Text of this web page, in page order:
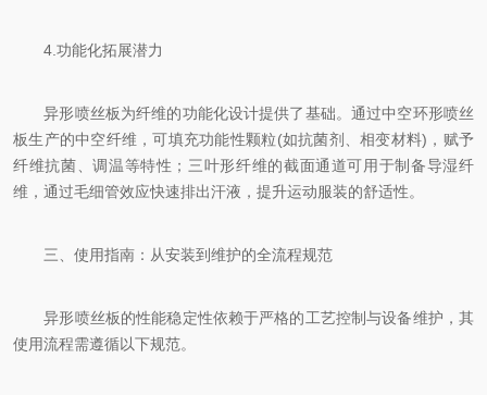
4.功能化拓展潜力
异形喷丝板为纤维的功能化设计提供了基础。通过中空环形喷丝
板生产的中空纤维，可填充功能性颗粒(如抗菌剂、相变材料)，赋予
纤维抗菌、调温等特性；三叶形纤维的截面通道可用于制备导湿纤
维，通过毛细管效应快速排出汗液，提升运动服装的舒适性。
三、使用指南：从安装到维护的全流程规范
异形喷丝板的性能稳定性依赖于严格的工艺控制与设备维护，其
使用流程需遵循以下规范。